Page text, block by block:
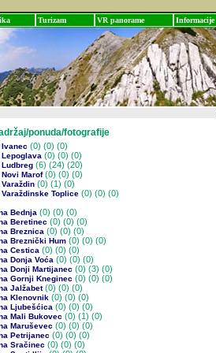
Turizam VR panorame Informacije
ponuda/fotografije
(0) (0) (0)
(0) (0) (0)
(6) (24) (20)
Marof(0) (0) (0)
(0) (1) (0)
Toplice (0) (0) (0)
Bednja (0) (0) (0)
Beretinec (0) (0) (0)
Breznica (0) (0) (0)
Breznički Hum (0) (0) (0)
Cestica (0) (0) (0)
Donja Voća (0) (0) (0)
Donji Martijanec (0) (3) (0)
Gornji Kneginec (0) (0) (0)
Jalžabet(0) (0) (0)
Klenovnik (0) (0) (0)
Ljubešćica (0) (0) (0)
Mali Bukovec (0) (1) (0)
Maruševec (0) (0) (0)
Petrijanec (0) (0) (0)
Sračinec (0) (0) (0)